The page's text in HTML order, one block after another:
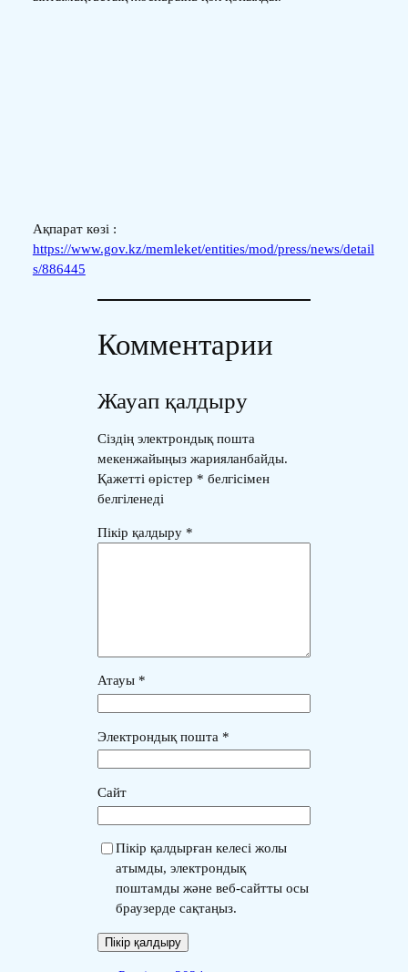
Ақпарат көзі :
https://www.gov.kz/memleket/entities/mod/press/news/detail
s/886445
Комментарии
Жауап қалдыру
Сіздің электрондық пошта
мекенжайыңыз жарияланбайды.
Қажетті өрістер * белгісімен
белгіленеді
Пікір қалдыру *
Атауы *
Электрондық пошта *
Сайт
Пікір қалдырған келесі жолы
атымды, электрондық
поштамды және веб-сайтты осы
браузерде сақтаңыз.